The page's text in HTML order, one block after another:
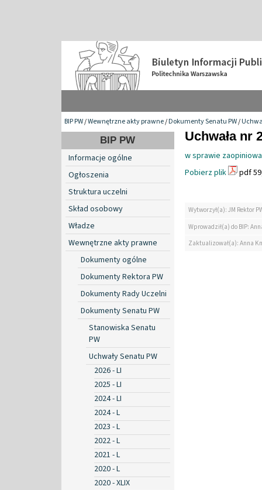
BIP PW/Wewnętrzne akty prawne/Dokumenty Senatu PW/
BIP PW
Informacje ogólne
Ogłoszenia
Struktura uczelni
Skład osobowy
Władze
Wewnętrzne akty prawne
Dokumenty ogólne
Dokumenty Rektora PW
Dokumenty Rady Uczelni
Dokumenty Senatu PW
Stanowiska Senatu
PW
Uchwały Senatu PW
2026 - LI
2025 - LI
2024 - LI
2024 - L
2023 - L
2022 - L
2021 - L
2020 - L
2020 - XLIX
Uchwała nr
w sprawie
Pobierz plik
pdf
Wytworzył(a): JM Rektor
Wprowadził(a) do BIP:
Zaktualizował(a): Anna